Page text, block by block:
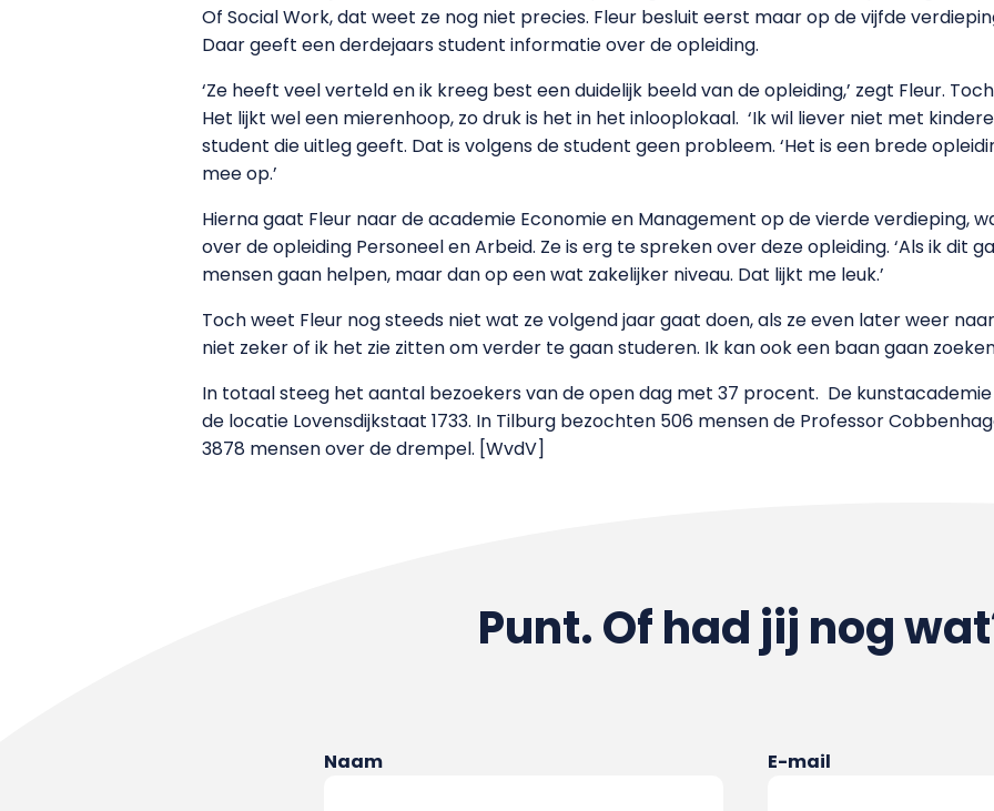
Of Social Work, dat weet ze nog niet precies. Fleur besluit eerst maar op de vijfde
Daar geeft een derdejaars student informatie over de opleiding.
‘Ze heeft veel verteld en ik kreeg best een duidelijk beeld van de opleiding,’ zegt Fleur.
Het lijkt wel een mierenhoop, zo druk is het in het inlooplokaal. ‘Ik wil liever niet met
student die uitleg geeft. Dat is volgens de student geen probleem. ‘Het is een brede
mee op.’
Hierna gaat Fleur naar de academie Economie en Management op de vierde verdieping,
over de opleiding Personeel en Arbeid. Ze is erg te spreken over deze opleiding. ‘Als ik dit
mensen gaan helpen, maar dan op een wat zakelijker niveau. Dat lijkt me leuk.’
Toch weet Fleur nog steeds niet wat ze volgend jaar gaat doen, als ze even later weer
niet zeker of ik het zie zitten om verder te gaan studeren. Ik kan ook een baan gaan
In totaal steeg het aantal bezoekers van de open dag met 37 procent. De kunstacademie
de locatie Lovensdijkstaat 1733. In Tilburg bezochten 506 mensen de Professor
3878 mensen over de drempel. [WvdV]
Punt. Of had jij nog
Naam E-mail